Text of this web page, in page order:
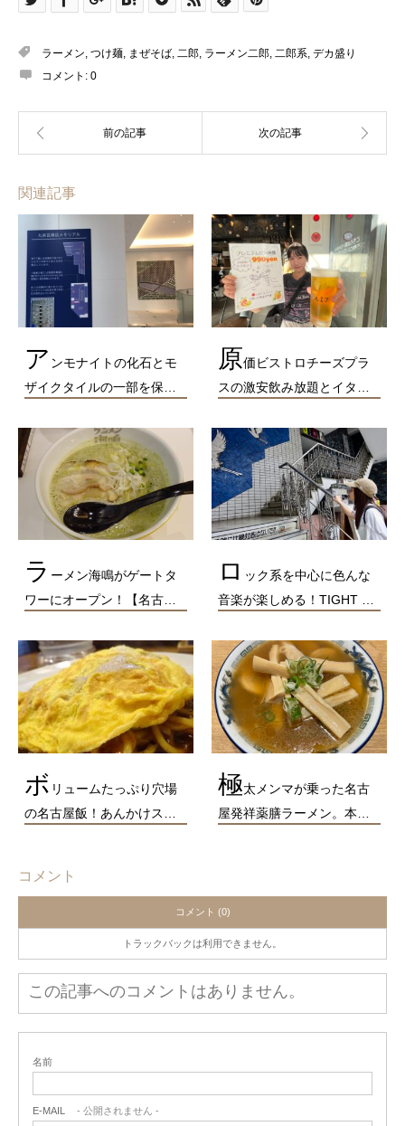
ラーメン, つけ麺, まぜそば, 二郎, ラーメン二郎, 二郎系, デカ盛り
コメント: 0
関連記事
ア ンモナイトの化石とモ
ザイクタイルの一部を保…
原価ビストロチーズプラ
スの激安飲み放題とイタ…
ラ ーメン海鳴がゲートタ
ワーにオープン！【名古…
ロ ック系を中心に色んな
音楽が楽しめる！TIGHT …
ボ リュームたっぷり穴場
の名古屋飯！あんかけス…
極太メンマが乗った名古
屋発祥薬膳ラーメン。本…
コメント
コメント (0)
トラックバックは利用できません。
この記事へのコメントはありません。
名前
E-MAIL - 公開されません -